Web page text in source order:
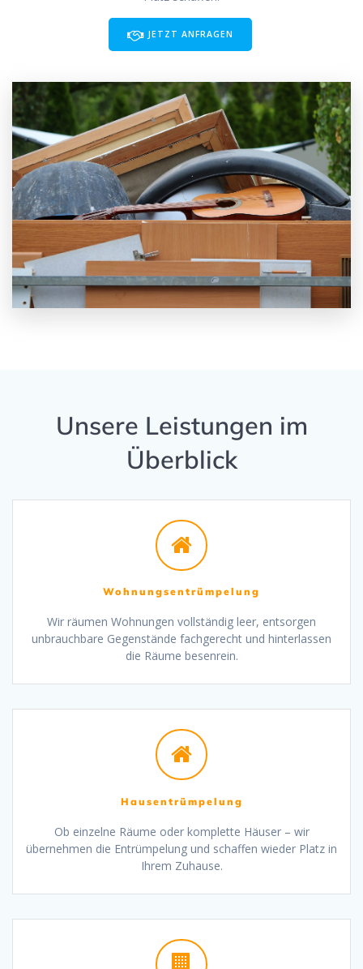
JETZT ANFRAGEN
Unsere Leistungen im
Überblick
Wohnungsentrümpelung
Wir räumen Wohnungen vollständig leer, entsorgen
unbrauchbare Gegenstände fachgerecht und hinterlassen
die Räume besenrein.
Hausentrümpelung
Ob einzelne Räume oder komplette Häuser – wir
übernehmen die Entrümpelung und schaffen wieder Platz in
Ihrem Zuhause.